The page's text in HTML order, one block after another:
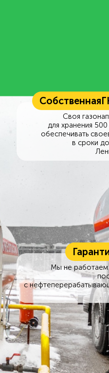
Собственная
Своя
для хранения
обеспечивать
в сроки
Мы не работаем
с